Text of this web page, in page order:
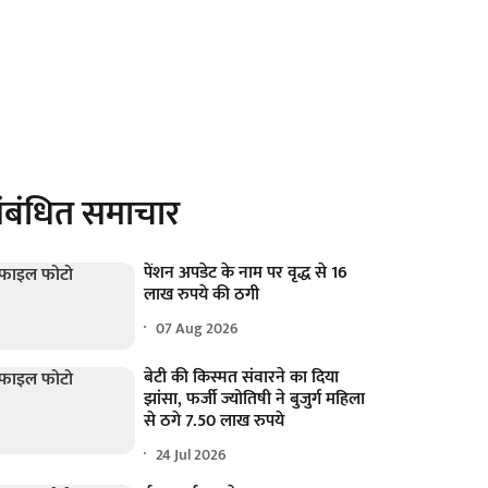
समाचार
पेंशन अपडेट के नाम पर वृद्ध से 16
लाख रुपये की ठगी
07 Aug 2026
बेटी की किस्मत संवारने का दिया
झांसा, फर्जी ज्योतिषी ने बुजुर्ग महिला
से ठगे 7.50 लाख रुपये
24 Jul 2026